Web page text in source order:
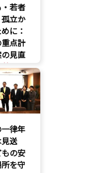
・若者
立か
に：
点計
見直
】
策
権利
策
援拡
対策
一律年
送
の安
を守